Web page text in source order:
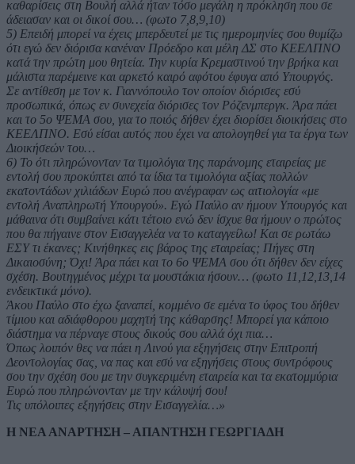
καθαρίσεις στη Βουλή αλλά ήταν τόσο μεγάλη η πρόκληση που σε
άδειασαν και οι δικοί σου… (φωτο 7,8,9,10)
5) Επειδή μπορεί να έχεις μπερδευτεί με τις ημερομηνίες σου θυμίζω
ότι εγώ δεν διόρισα κανέναν Πρόεδρο και μέλη ΔΣ στο ΚΕΕΛΠΝΟ
κατά την πρώτη μου θητεία. Την κυρία Κρεμαστινού την βρήκα και
μάλιστα παρέμεινε και αρκετό καιρό αφότου έφυγα από Υπουργός.
Σε αντίθεση με τον κ. Γιαννόπουλο τον οποίον διόρισες εσύ
προσωπικά, όπως εν συνεχεία διόρισες τον Ρόζενμπεργκ. Άρα πάει
και το 5ο ΨΕΜΑ σου, για το ποιός δήθεν έχει διορίσει διοικήσεις στο
ΚΕΕΛΠΝΟ. Εσύ είσαι αυτός που έχει να απολογηθεί για τα έργα των
Διοικήσεών του…
6) Το ότι πληρώνονταν τα τιμολόγια της παράνομης εταιρείας με
εντολή σου προκύπτει από τα ίδια τα τιμολόγια αξίας πολλών
εκατοντάδων χιλιάδων Ευρώ που ανέγραφαν ως αιτιολογία «με
εντολή Αναπληρωτή Υπουργού». Εγώ Παύλο αν ήμουν Υπουργός και
μάθαινα ότι συμβαίνει κάτι τέτοιο ενώ δεν ίσχυε θα ήμουν ο πρώτος
που θα πήγαινε στον Εισαγγελέα να το καταγγείλω! Και σε ρωτάω
ΕΣΥ τι έκανες; Κινήθηκες εις βάρος της εταιρείας; Πήγες στη
Δικαιοσύνη; Όχι! Άρα πάει και το 6ο ΨΕΜΑ σου ότι δήθεν δεν είχες
σχέση. Βουτηγμένος μέχρι τα μουστάκια ήσουν… (φωτο 11,12,13,14
ενδεικτικά μόνο).
Άκου Παύλο στο έχω ξαναπεί, κομμένο σε εμένα το ύφος του δήθεν
τίμιου και αδιάφθορου μαχητή της κάθαρσης! Μπορεί για κάποιο
διάστημα να πέρναγε στους δικούς σου αλλά όχι πια…
Όπως λοιπόν θες να πάει η Λινού για εξηγήσεις στην Επιτροπή
Δεοντολογίας σας, να πας και εσύ να εξηγήσεις στους συντρόφους
σου την σχέση σου με την συγκεριμένη εταιρεία και τα εκατομμύρια
Ευρώ που πληρώνονταν με την κάλυψή σου!
Τις υπόλοιπες εξηγήσεις στην Εισαγγελία…»
Η ΝΕΑ ΑΝΑΡΤΗΣΗ – ΑΠΑΝΤΗΣΗ ΓΕΩΡΓΙΑΔΗ